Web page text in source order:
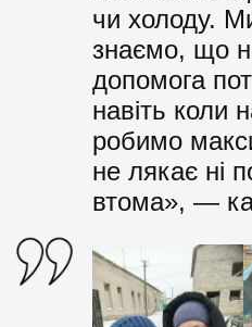
чи холоду.
знаємо, що
допомога
навіть коли
робимо
не лякає ні
втома», —